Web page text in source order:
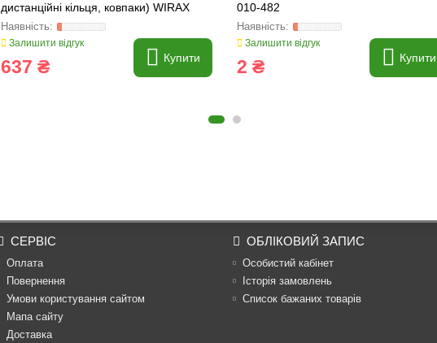
дистанційні кільця, ковпаки) WIRAX
Залишити відгук
637 ₴ Купити
010-482
Залишити відгук
2 ₴ Купити
СЕРВІС
Оплата
Повернення
Умови користування сайтом
Мапа сайту
Доставка
ОБЛІКОВИЙ ЗАПИС
Особистий кабінет
Історія замовлень
Список бажаних товарів